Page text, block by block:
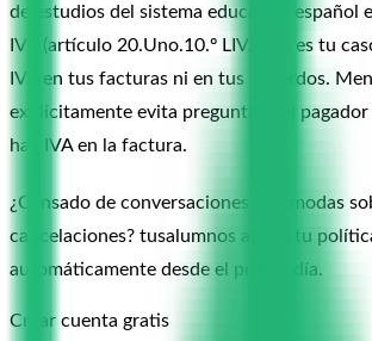
de estudios del sistema educativo español
IVA (artículo 20.Uno.10.º LIVA). Si es tu
IVA en tus facturas ni en tus acuerdos.
explícitamente evita preguntas del pagador
hay IVA en la factura.
¿Cansado de conversaciones incómodas
cancelaciones? tusalumnos aplica tu
automáticamente desde el primer día.
Crear cuenta gratis